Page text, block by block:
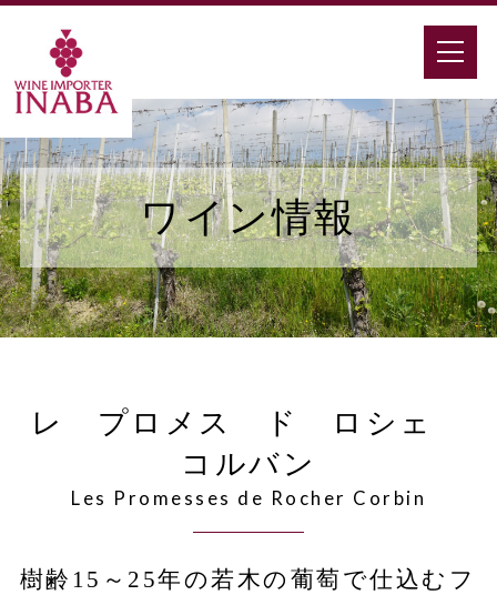
ワイン情報
レ プロメス ド ロシェ
コルバン
Les Promesses de Rocher Corbin
樹齢15～25年の若木の葡萄で仕込むフ